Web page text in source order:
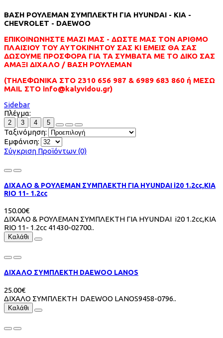
ΒΑΣΗ ΡΟΥΛΕΜΑΝ ΣΥΜΠΛΕΚΤΗ ΓΙΑ HYUNDAI - KIA -
CHEVROLET - DAEWOO
ΕΠΙΚΟΙΝΩΝΗΣΤΕ ΜΑΖΙ ΜΑΣ - ΔΩΣΤΕ ΜΑΣ ΤΟΝ ΑΡΙΘΜΟ
ΠΛΑΙΣΙΟΥ ΤΟΥ ΑΥΤΟΚΙΝΗΤΟΥ ΣΑΣ ΚΙ ΕΜΕΙΣ ΘΑ ΣΑΣ
ΔΩΣΟΥΜΕ ΠΡΟΣΦΟΡΑ ΓΙΑ ΤΑ ΣΥΜΒΑΤΑ ΜΕ ΤΟ ΔΙΚΟ ΣΑΣ
ΑΜΑΞΙ ΔΙΧΑΛΟ / ΒΑΣΗ ΡΟΥΛΕΜΑΝ
(ΤΗΛΕΦΩΝΙΚΑ ΣΤΟ 2310 656 987 & 6989 683 860 ή ΜΕΣΩ
MAIL ΣΤΟ info@kalyvidou.gr)
Sidebar
Πλέγμα:
2 3 4 5
Ταξινόμηση:
Εμφάνιση:
Σύγκριση Προϊόντων (0)
ΔΙΧΑΛΟ & ΡΟΥΛΕΜΑΝ ΣΥΜΠΛΕΚΤΗ ΓΙΑ HYUNDAI i20 1.2cc,KIA
RIO 11- 1.2cc
150.00€
ΔΙΧΑΛΟ & ΡΟΥΛΕΜΑΝ ΣΥΜΠΛΕΚΤΗ ΓΙΑ HYUNDAI i20 1.2cc,KIA
RIO 11- 1.2cc 41430-02700..
Καλάθι
ΔΙΧΑΛΟ ΣΥΜΠΛΕΚΤΗ DAEWOO LANOS
25.00€
ΔΙΧΑΛΟ ΣΥΜΠΛΕΚΤΗ DAEWOO LANOS9458-0796..
Καλάθι